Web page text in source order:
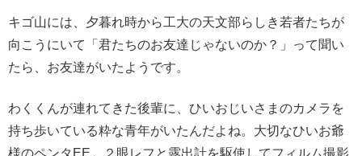
キゴ山には、夕暮れ時から工大の天文部らしき若者たちが
向こうにいて「君たちのお友達じゃないのか？」って聞い
たら、お友達がいたようです。
わくくんが連れてきた後輩に、ひいおじいさまのカメラを
持ち歩いている粋な青年がいたんだよね。大切なひいお爺
様のペンタEE、２眼レフと露出計を駆使してフィルム撮影